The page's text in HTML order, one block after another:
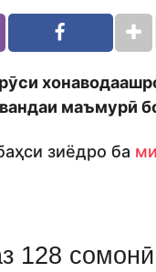
маъмурӣ
зиёдро ба
128 сомонӣ